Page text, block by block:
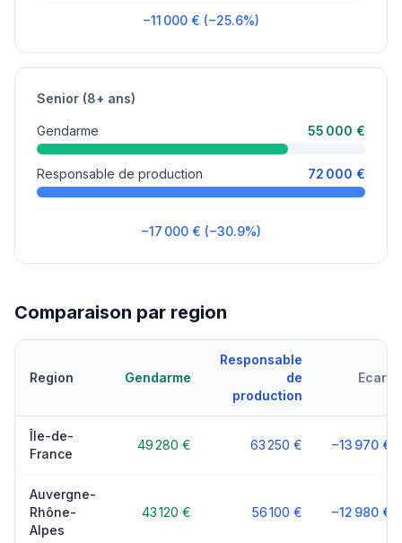
−11 000 € (−25.6%)
Senior (8+ ans)
Gendarme 55 000 €
Responsable de production 72 000 €
−17 000 € (−30.9%)
Comparaison par region
Region Gendarme
Responsable
de
production
Ecart
Île-de-
France
49 280 € 63 250 € −13 970 €
Auvergne-
Rhône-
Alpes
43 120 € 56 100 € −12 980 €